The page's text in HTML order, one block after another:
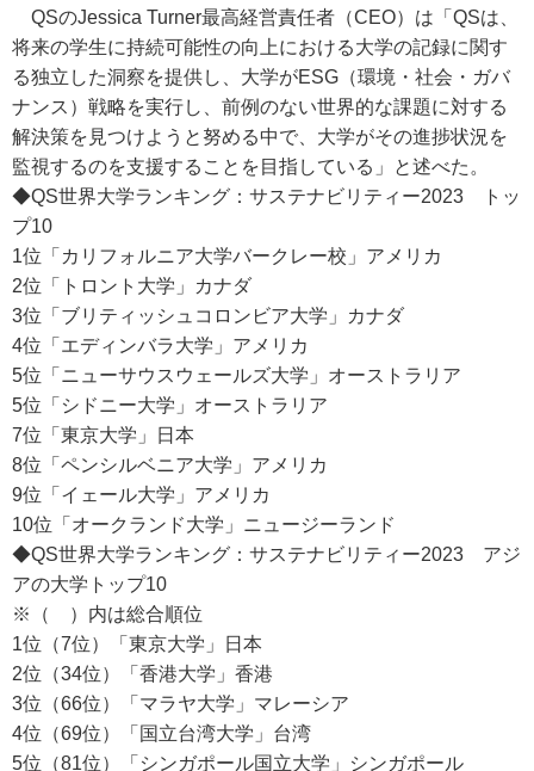
QSのJessica Turner最高経営責任者（CEO）は「QSは、
将来の学生に持続可能性の向上における大学の記録に関す
る独立した洞察を提供し、大学がESG（環境・社会・ガバ
ナンス）戦略を実行し、前例のない世界的な課題に対する
解決策を見つけようと努める中で、大学がその進捗状況を
監視するのを支援することを目指している」と述べた。
◆QS世界大学ランキング：サステナビリティー2023 トッ
プ10
1位「カリフォルニア大学バークレー校」アメリカ
2位「トロント大学」カナダ
3位「ブリティッシュコロンビア大学」カナダ
4位「エディンバラ大学」アメリカ
5位「ニューサウスウェールズ大学」オーストラリア
5位「シドニー大学」オーストラリア
7位「東京大学」日本
8位「ペンシルベニア大学」アメリカ
9位「イェール大学」アメリカ
10位「オークランド大学」ニュージーランド
◆QS世界大学ランキング：サステナビリティー2023 アジ
アの大学トップ10
※（ ）内は総合順位
1位（7位）「東京大学」日本
2位（34位）「香港大学」香港
3位（66位）「マラヤ大学」マレーシア
4位（69位）「国立台湾大学」台湾
5位（81位）「シンガポール国立大学」シンガポール